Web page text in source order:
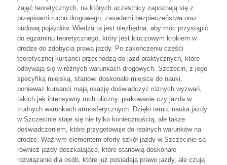
zajęć teoretycznych, na których uczestnicy zapoznają się z
przepisami ruchu drogowego, zasadami bezpieczeństwa oraz
budową pojazdów. Wiedza ta jest niezbędna, aby móc przystąpić
do egzaminu teoretycznego, który jest kluczowym krokiem w
drodze do zdobycia prawa jazdy. Po zakończeniu części
teoretycznej kursanci przechodzą do jazd praktycznych, które
odbywają się w różnych warunkach drogowych. Szczecin, z jego
specyfiką miejską, stanowi doskonałe miejsce do nauki,
ponieważ kursanci mają okazję doświadczyć różnych wyzwań,
takich jak intensywny ruch uliczny, parkowanie czy jazda w
trudnych warunkach atmosferycznych. Dzięki temu, nauka jazdy
w Szczecinie staje się nie tylko koniecznością, ale także
doświadczeniem, które przygotowuje do realnych warunków na
drodze. Ważnym elementem oferty szkół jazdy w Szczecinie są
również jazdy doszkalające, które stanowią doskonałe
rozwiązanie dla osób, które już posiadają prawo jazdy, ale czują